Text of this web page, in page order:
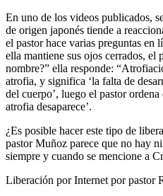
En uno de los videos publicados,
de origen japonés tiende a
el pastor hace varias preguntas en
ella mantiene sus ojos cerrados, el
nombre?” ella responde:
atrofia, y significa ‘la falta de
del cuerpo’, luego el pastor
atrofia desaparece’.
¿Es posible hacer este tipo de
pastor Muñoz parece que no hay
siempre y cuando se mencione a
Liberación por Internet por pastor